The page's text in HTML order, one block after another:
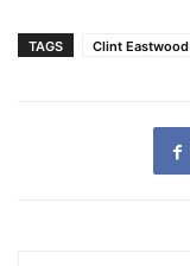
TAGS Clint Eastwood